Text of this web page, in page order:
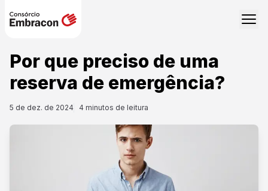
Por que preciso de uma
reserva de emergência?
5 de dez. de 2024 4 minutos de leitura